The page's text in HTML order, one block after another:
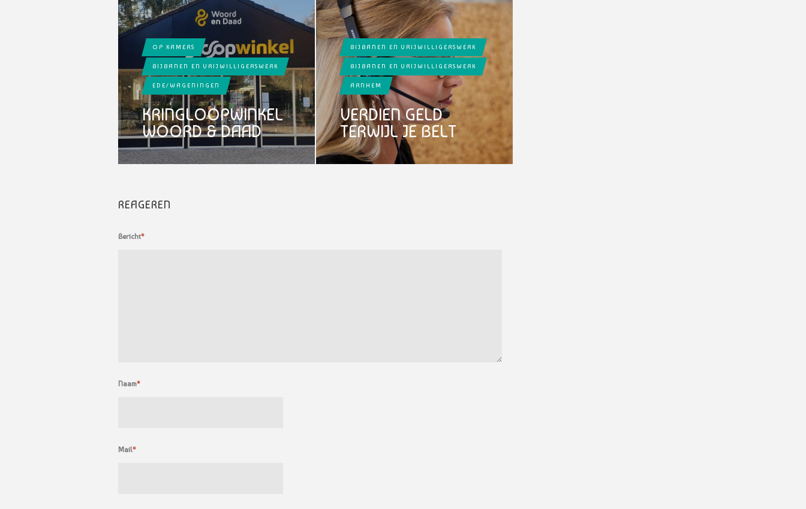
OP KAMERS
BIJBANEN EN VRIJWILLIGERSWERK
EDE/WAGENINGEN
KRINGLOOPWINKEL
WOORD & DAAD
BIJBANEN EN VRIJWILLIGERSWERK
BIJBANEN EN VRIJWILLIGERSWERK
ARNHEM
VERDIEN GELD
TERWIJL JE BELT
REAGEREN
Bericht*
Naam*
Mail*